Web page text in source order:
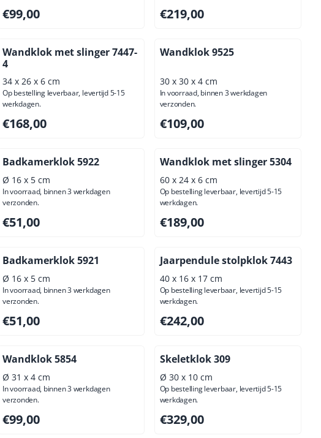
Prijs: 99,00, exclusief btw: 81,82
€99,00 Prijs: 219,00, exclusief btw: 180,99
€219,00
Wandklok met slinger 7447-
4
34 x 26 x 6 cm
Op bestelling leverbaar, levertijd 5-15
werkdagen.
Prijs: 168,00, exclusief btw: 138,84
€168,00
Wandklok 9525
30 x 30 x 4 cm
In voorraad, binnen 3 werkdagen
verzonden.
Prijs: 109,00, exclusief btw: 90,08
€109,00
Badkamerklok 5922
Ø 16 x 5 cm
In voorraad, binnen 3 werkdagen
verzonden.
Prijs: 51,00, exclusief btw: 42,15
€51,00
Wandklok met slinger 5304
60 x 24 x 6 cm
Op bestelling leverbaar, levertijd 5-15
werkdagen.
Prijs: 189,00, exclusief btw: 156,20
€189,00
Badkamerklok 5921
Ø 16 x 5 cm
In voorraad, binnen 3 werkdagen
verzonden.
Prijs: 51,00, exclusief btw: 42,15
€51,00
Jaarpendule stolpklok 7443
40 x 16 x 17 cm
Op bestelling leverbaar, levertijd 5-15
werkdagen.
Prijs: 242,00, exclusief btw: 200,00
€242,00
Wandklok 5854
Ø 31 x 4 cm
In voorraad, binnen 3 werkdagen
verzonden.
Prijs: 99,00, exclusief btw: 81,82
€99,00
Skeletklok 309
Ø 30 x 10 cm
Op bestelling leverbaar, levertijd 5-15
werkdagen.
Prijs: 329,00, exclusief btw: 271,90
€329,00